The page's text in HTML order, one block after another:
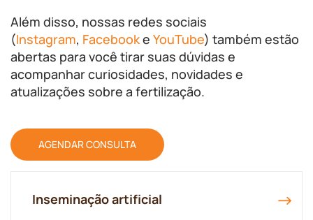
Além disso, nossas redes sociais
(Instagram, Facebooke YouTube) também estão
abertas para você tirar suas dúvidas e
acompanhar curiosidades, novidades e
atualizações sobre a fertilização.
AGENDAR CONSULTA
Inseminação artificial